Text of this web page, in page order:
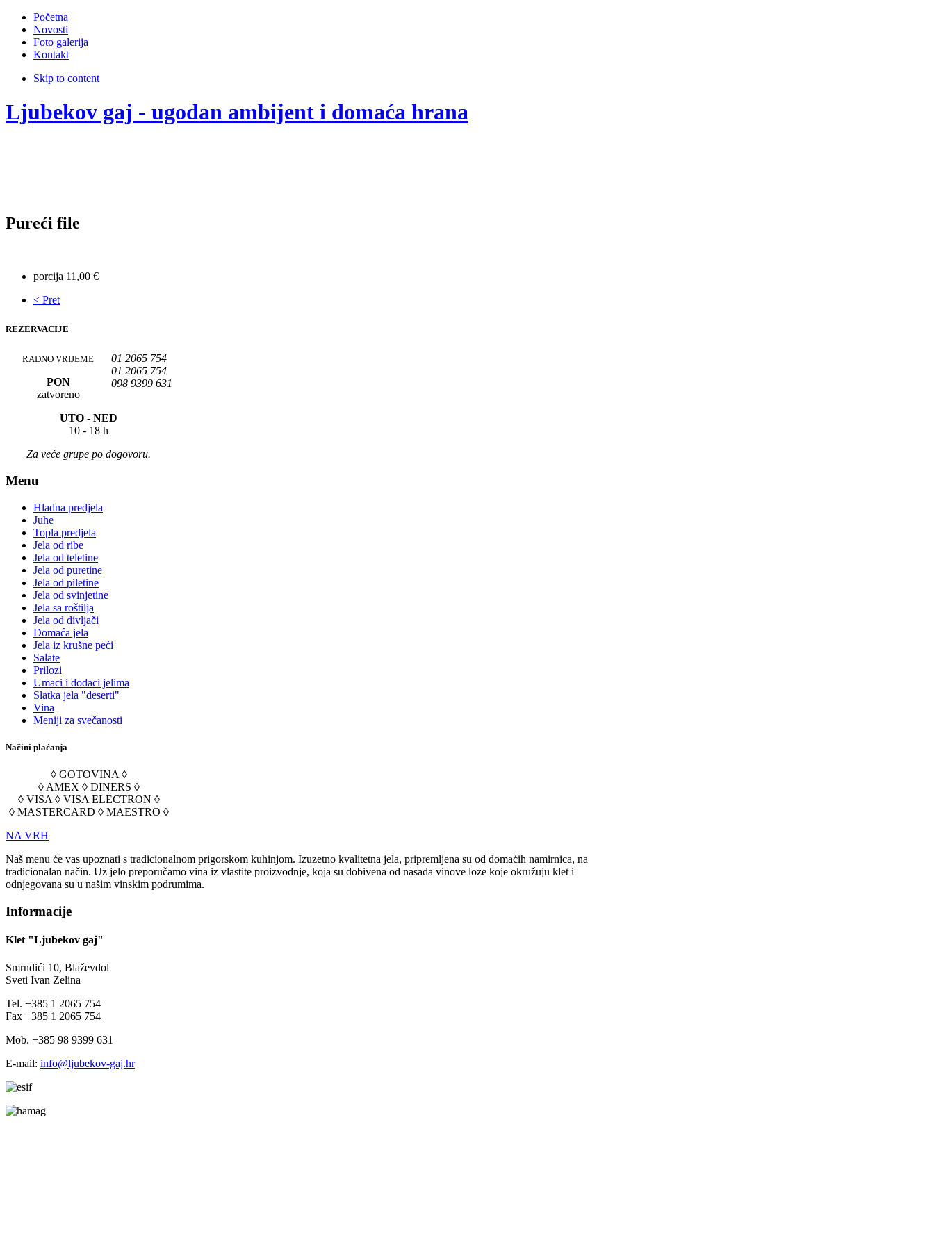
Početna
Novosti
Foto galerija
Kontakt
Skip to content
Ljubekov gaj - ugodan ambijent i domaća hrana
Pureći file
porcija 11,00 €
< Pret
REZERVACIJE
01 2065 754
01 2065 754
098 9399 631
RADNO VRIJEME
PON
zatvoreno
UTO -NED
10 - 18 h
Za veće grupe po dogovoru.
Menu
Hladna predjela
Juhe
Topla predjela
Jela od ribe
Jela od teletine
Jela od puretine
Jela od piletine
Jela od svinjetine
Jela sa roštilja
Jela od divljači
Domaća jela
Jela iz krušne peći
Salate
Prilozi
Umaci i dodaci jelima
Slatka jela "deserti"
Vina
Meniji za svečanosti
Načini plaćanja
◊ GOTOVINA ◊
◊ AMEX ◊ DINERS ◊
◊ VISA ◊ VISA ELECTRON ◊
◊ MASTERCARD ◊ MAESTRO ◊
NA VRH
Naš menu će vas upoznati s tradicionalnom prigorskom kuhinjom. Izuzetno kvalitetna jela, pripremljena su od domaćih namirnica, na
tradicionalan način. Uz jelo preporučamo vina iz vlastite proizvodnje, koja su dobivena od nasada vinove loze koje okružuju klet i
odnjegovana su u našim vinskim podrumima.
Informacije
Klet "Ljubekov gaj"
Smrndići 10, Blaževdol
Sveti Ivan Zelina
Tel. +385 1 2065 754
Fax +385 1 2065 754
Mob. +385 98 9399 631
E-mail: info@ljubekov-gaj.hr